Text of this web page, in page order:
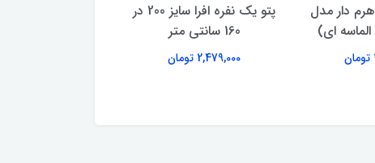
دار مدل
الماسه ای)
پتو یک نفره افرا سایز 200 در
160 سانتی متر
2,479,000 تومان